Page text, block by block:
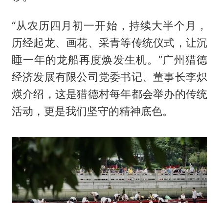
“从农历四月初一开始，持续大半个月，
历经起龙、画花、采青等传统仪式，让沉
睡一年的龙船再度焕发生机。”广州猎德
经济发展有限公司党委书记、董事长李炽
煐介绍，这是猎德村每年都会举办的传统
活动，更是我们坚守的精神底色。